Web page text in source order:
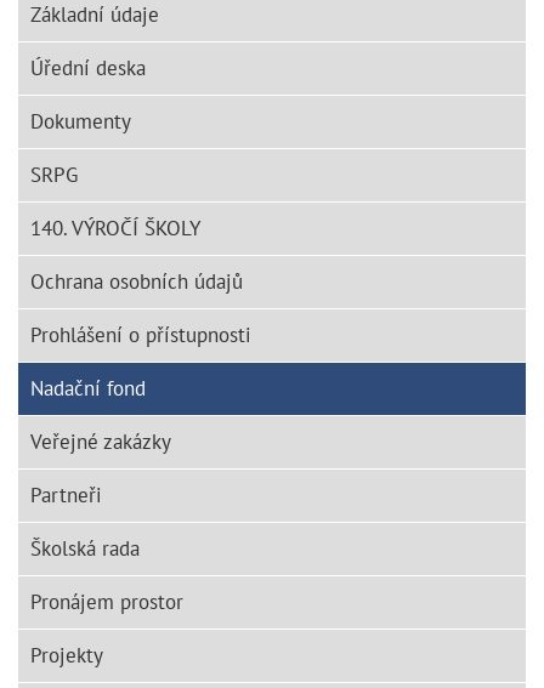
Základní údaje
Úřední deska
Dokumenty
SRPG
140. VÝROČÍ ŠKOLY
Ochrana osobních údajů
Prohlášení o přístupnosti
Nadační fond
Veřejné zakázky
Partneři
Školská rada
Pronájem prostor
Projekty